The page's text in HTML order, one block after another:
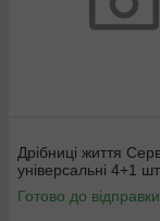
Дрібниці життя
універсальні 4+1 шт
Готово до відправки